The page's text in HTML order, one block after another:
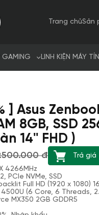
Trang chủSản
GAMING LINH KIỆN MÁY
] Asus
8GB, SSD
14'' FHD )
đ
Trả giá
4266MHz
PCIe NVMe, SSD
Full HD (1920 x
4500U (6 Core, 6 Threads,
MX350 2GB GDDR5